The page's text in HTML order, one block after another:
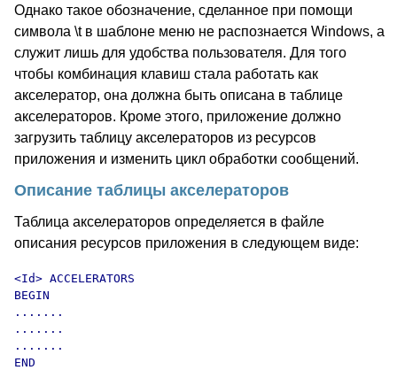
Однако такое обозначение, сделанное при помощи
символа \t в шаблоне меню не распознается Windows, а
служит лишь для удобства пользователя. Для того
чтобы комбинация клавиш стала работать как
акселератор, она должна быть описана в таблице
акселераторов. Кроме этого, приложение должно
загрузить таблицу акселераторов из ресурсов
приложения и изменить цикл обработки сообщений.
Описание таблицы акселераторов
Таблица акселераторов определяется в файле
описания ресурсов приложения в следующем виде:
<Id> ACCELERATORS
BEGIN
.......
.......
.......
END